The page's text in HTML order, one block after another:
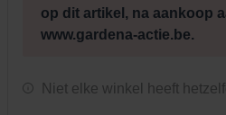
op dit artikel, na aankoop
www.gardena-actie.be.
Niet elke winkel heeft